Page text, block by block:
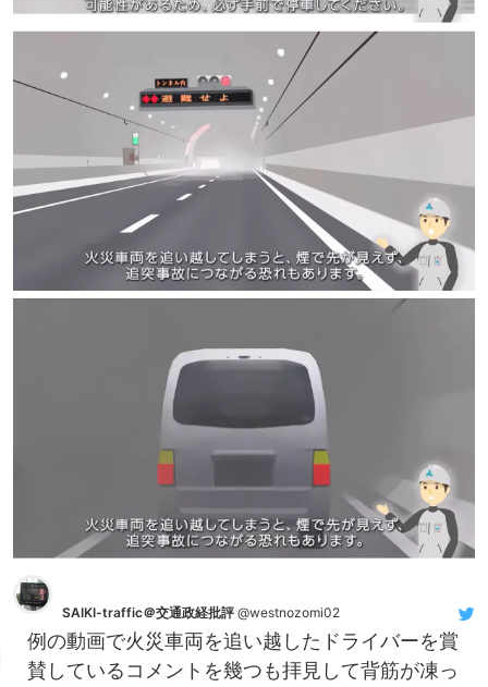
SAIKI-traffic＠交通政経批評 @westnozomi02
例の動画で火災車両を追い越したドライバーを賞
賛しているコメントを幾つも拝見して背筋が凍っ